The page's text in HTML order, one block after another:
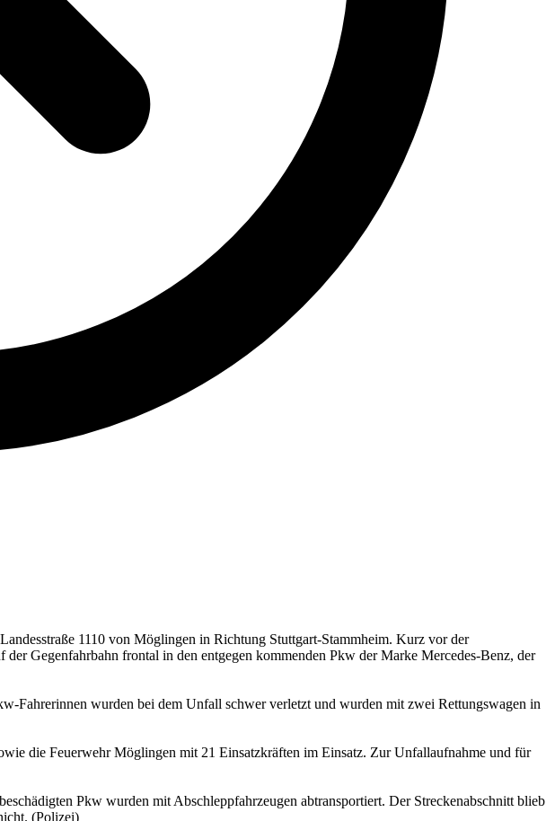
1110 von Möglingen in Richtung Stuttgart-Stammheim. Kurz vor der
Gegenfahrbahn frontal in den entgegen kommenden Pkw der Marke Mercedes-Benz, der
Fahrerinnen wurden bei dem Unfall schwer verletzt und wurden mit zwei Rettungswagen in
die Feuerwehr Möglingen mit 21 Einsatzkräften im Einsatz. Zur Unfallaufnahme und für
Pkw wurden mit Abschleppfahrzeugen abtransportiert. Der Streckenabschnitt blieb
(Polizei)